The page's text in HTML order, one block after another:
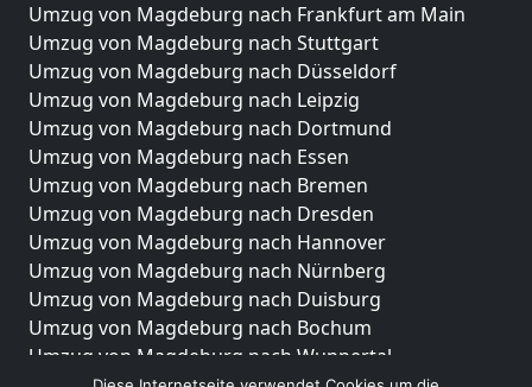
Umzug von Magdeburg nach Frankfurt am Main
Umzug von Magdeburg nach Stuttgart
Umzug von Magdeburg nach Düsseldorf
Umzug von Magdeburg nach Leipzig
Umzug von Magdeburg nach Dortmund
Umzug von Magdeburg nach Essen
Umzug von Magdeburg nach Bremen
Umzug von Magdeburg nach Dresden
Umzug von Magdeburg nach Hannover
Umzug von Magdeburg nach Nürnberg
Umzug von Magdeburg nach Duisburg
Umzug von Magdeburg nach Bochum
Umzug von Magdeburg nach Wuppertal